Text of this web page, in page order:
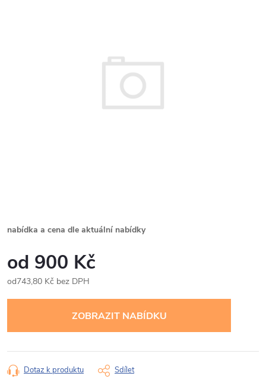
nabídka a cena dle aktuální nabídky
900 Kč
743,80 Kč bez DPH
Dotaz k produktu Sdílet